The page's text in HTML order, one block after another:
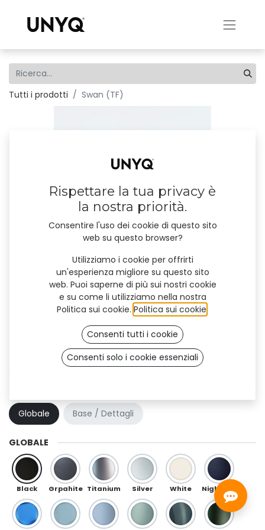
Tutti i prodotti Swan (TF)
Swan (TF)
Globale
Base / Dettagli
GLOBALE
Black Grpahite Titanium Silver White
Rispettare la tua privacy è
la nostra priorità.
Consentire l'uso dei cookie di questo sito
web su questo browser?
Utilizziamo i cookie per offrirti
un'esperienza migliore su questo sito
web. Puoi saperne di più sui nostri cookie
e su come li utilizziamo nella nostra
Politica sui cookie. Politica sui cookie
Consenti tutti i cookie
Consenti solo i cookie essenziali